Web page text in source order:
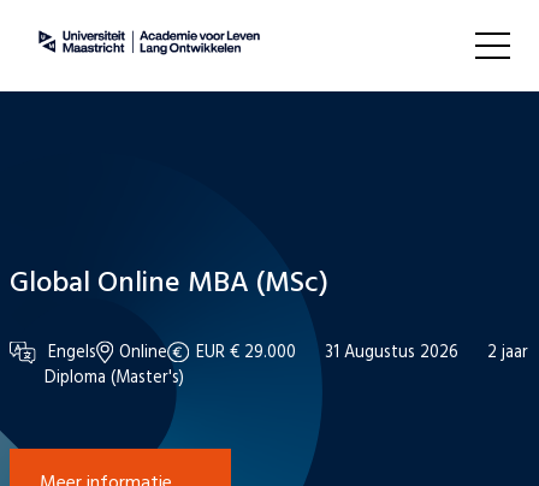
Global Online MBA (MSc)
Engels Online EUR € 29.000 31 Augustus 2026
2 jaar
Diploma (Master's)